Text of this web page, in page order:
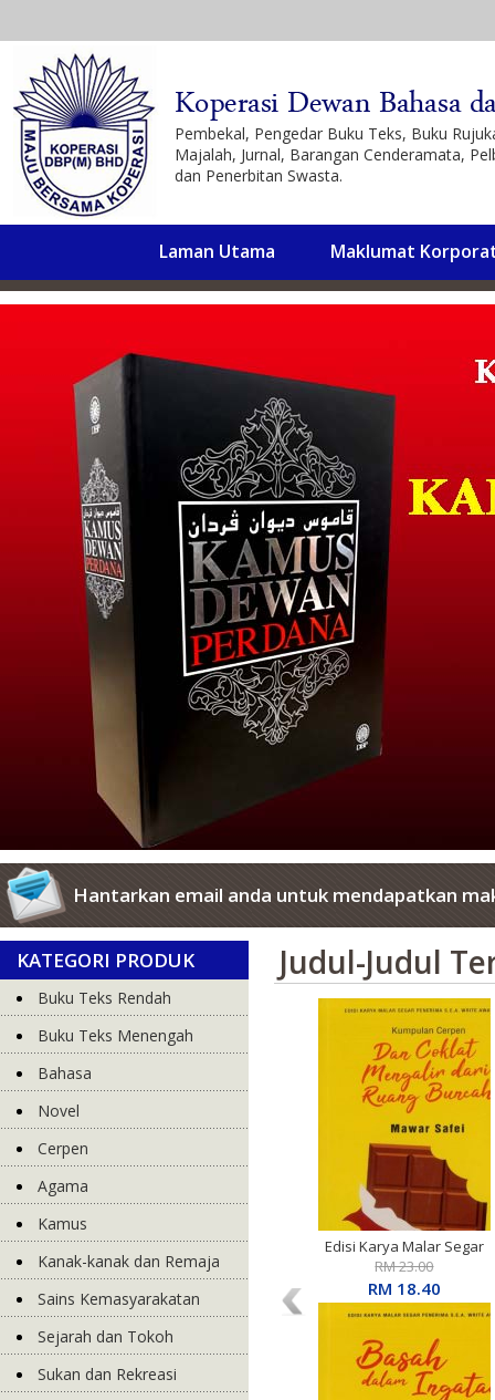
Pembekal, Pengedar Buku Teks, Buku
Majalah, Jurnal, Barangan Cenderamata,
dan Penerbitan Swasta.
Laman Utama Maklumat
Hantarkan email anda untuk mendapatkan
KATEGORI PRODUK
Buku Teks Rendah
Buku Teks Menengah
Bahasa
Novel
Cerpen
Agama
Kamus
Kanak-kanak dan Remaja
Sains Kemasyarakatan
Sejarah dan Tokoh
Sukan dan Rekreasi
Judul-Judul
Edisi Karya Malar Segar
Penerima S.E.A. Write
Award: Kumpulan Cerpen:
Dan Coklat Mengalir Dari
Ruang Buncah
RM 23.00
RM 18.40